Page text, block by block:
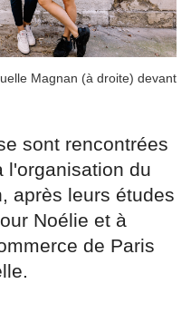
Magnan (à droite) devant
sont rencontrées
l'organisation du
après leurs études
Noélie et à
de Paris